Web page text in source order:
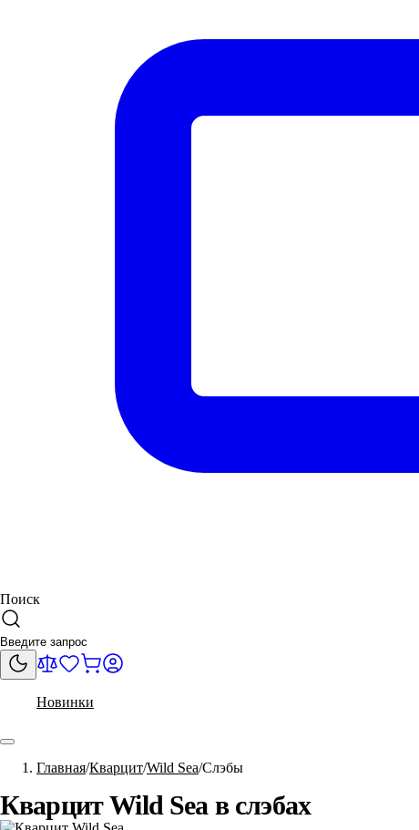
Поиск
Новинки
Главная Кварцит Wild Sea Слэбы
Кварцит Wild Sea в слэбах